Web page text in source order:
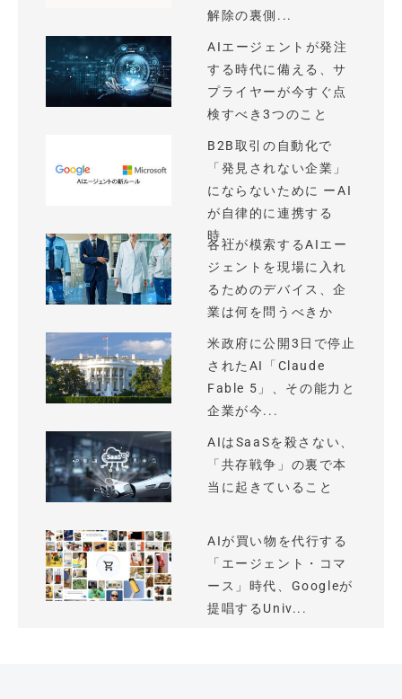
解除の裏側...
AIエージェントが発注
する時代に備える、サ
プライヤーが今すぐ点
検すべき3つのこと
B2B取引の自動化で
「発見されない企業」
にならないために ーAI
が自律的に連携する
時...
各社が模索するAIエー
ジェントを現場に入れ
るためのデバイス、企
業は何を問うべきか
米政府に公開3日で停止
されたAI「Claude
Fable 5」、その能力と
企業が今...
AIはSaaSを殺さない、
「共存戦争」の裏で本
当に起きていること
AIが買い物を代行する
「エージェント・コマ
ース」時代、Googleが
提唱するUniv...